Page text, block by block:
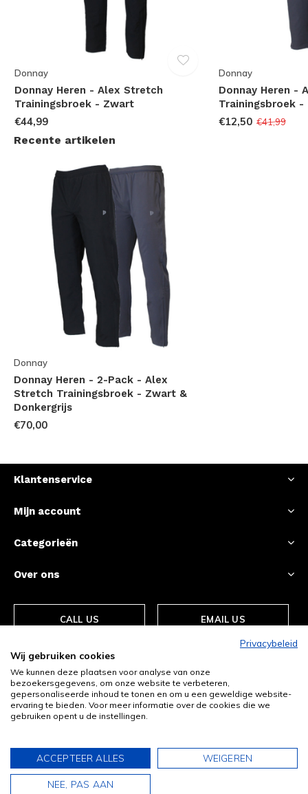
Donnay
Donnay Heren - Alex Stretch
Trainingsbroek - Zwart
€44,99
Donnay
Donnay Heren -
Trainingsbroek -
€12,50 €41,99
Recente artikelen
Donnay
Donnay Heren - 2-Pack - Alex
Stretch Trainingsbroek - Zwart &
Donkergrijs
€70,00
Klantenservice
Mijn account
Categorieën
Over ons
CALL US EMAIL US
© Copyright2026- Theme ByDMWS-RSS-feed
Privacybeleid
Wij gebruiken cookies
We kunnen deze plaatsen voor analyse van onze
bezoekersgegevens, om onze website te verbeteren,
gepersonaliseerde inhoud te tonen en om u een geweldige website-
ervaring te bieden. Voor meer informatie over de cookies die we
gebruiken opent u de instellingen.
ACCEPTEER ALLES WEIGEREN
NEE, PAS AAN